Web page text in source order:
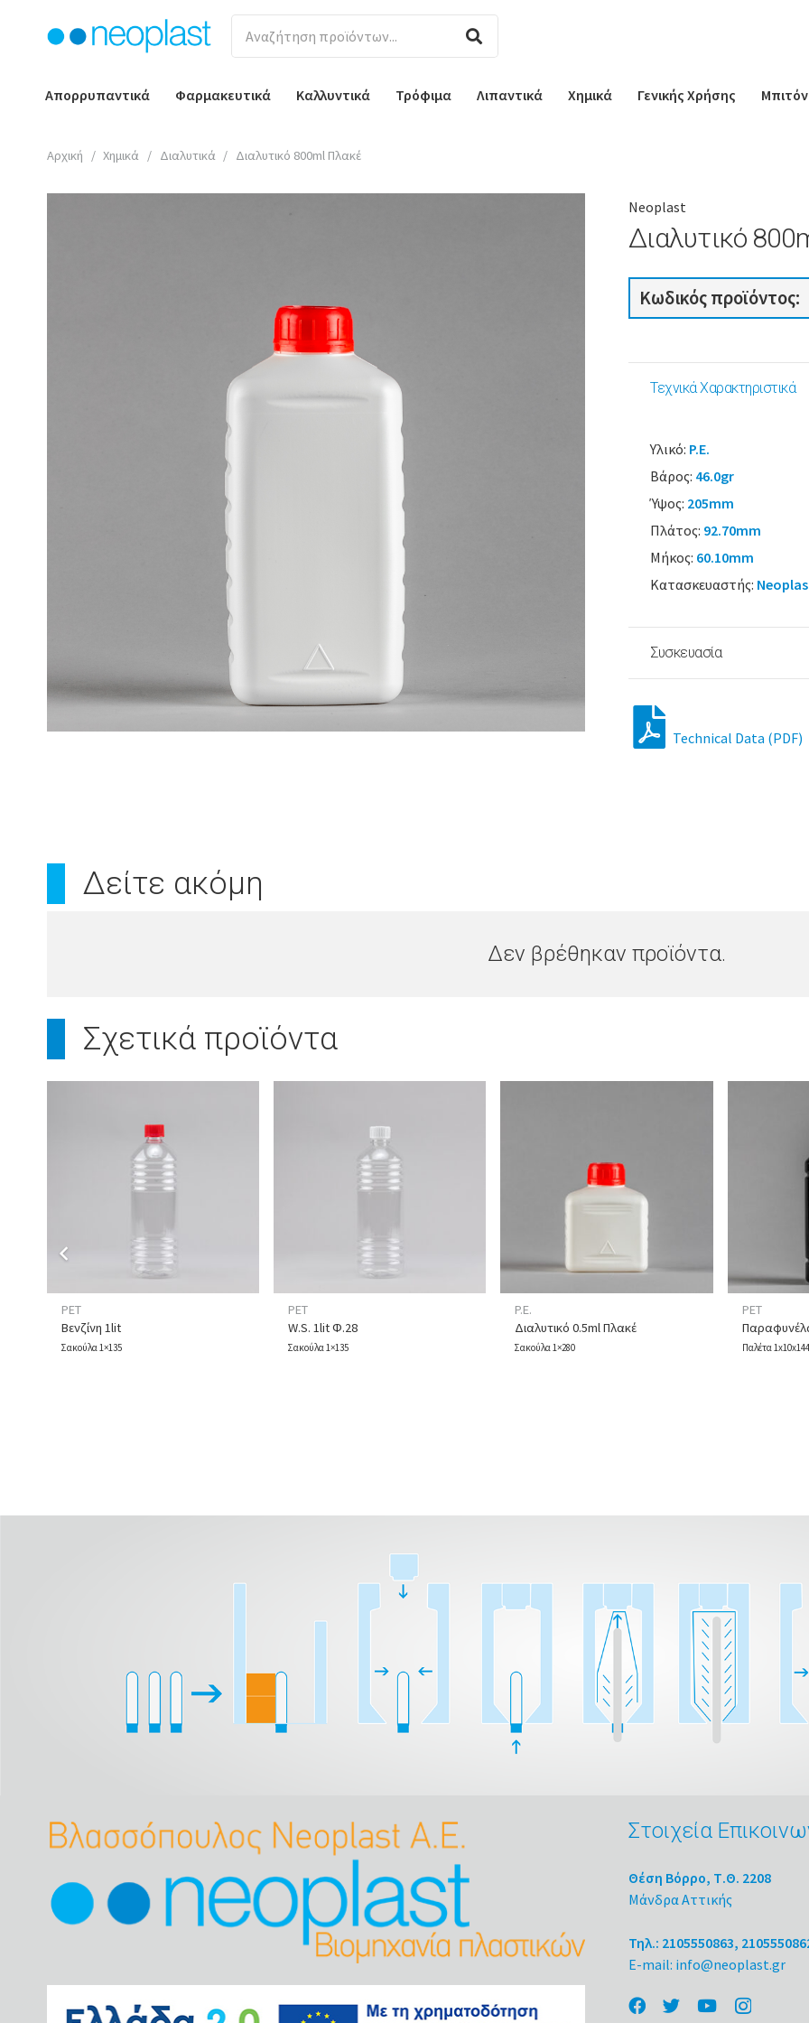
Απορρυπαντικά Φαρμακευτικά Καλλυντικά Τρόφιμα Λιπαντικά Χημικά Γενικής Χρήσης
Αρχική / Χημικά / Διαλυτικά / Διαλυτικό 800ml Πλακέ
Neoplast
Διαλυτικό
Κωδικός προϊόντος:
Τεχνικά Χαρακτηριστικά
Υλικό: P.E.
Βάρος: 46.0gr
Ύψος: 205mm
Πλάτος: 92.70mm
Μήκος: 60.10mm
Κατασκευαστής:
Συσκευασία
Technical Data (PDF)
Δείτε ακόμη
Δεν βρέθηκαν προϊόντα.
Σχετικά προϊόντα
PET
Βενζίνη 1lit
Σακούλα 1×135
PET
W.S. 1lit Φ.28
Σακούλα 1×135
P.E.
Διαλυτικό 0.5ml Πλακέ
Σακούλα 1×280
PET
Παλέτα 1x10x144
Στοιχεία
Θέση Βόρρο, Τ.Θ. 2208
Μάνδρα Αττικής
Τηλ.: 2105550863,
E-mail: info@neoplast.gr